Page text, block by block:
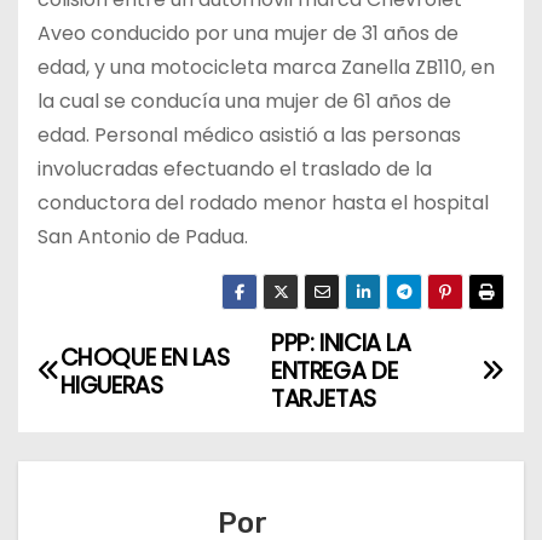
Aveo conducido por una mujer de 31 años de
edad, y una motocicleta marca Zanella ZB110, en
la cual se conducía una mujer de 61 años de
edad. Personal médico asistió a las personas
involucradas efectuando el traslado de la
conductora del rodado menor hasta el hospital
San Antonio de Padua.
N
v
PPP: INICIA LA
ENTREGA DE
TARJETAS
CHOQUE EN LAS
HIGUERAS
Por